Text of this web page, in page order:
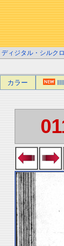
ディジタル・シルク
カラー